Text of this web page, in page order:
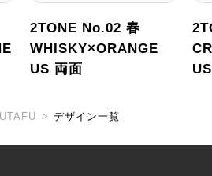
2TONE No.02 春
WHISKY×ORANGE
US 両面
> デザイン一覧